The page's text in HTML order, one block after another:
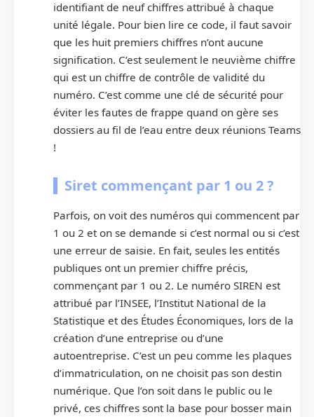
identifiant de neuf chiffres attribué à chaque
unité légale. Pour bien lire ce code, il faut savoir
que les huit premiers chiffres n’ont aucune
signification. C’est seulement le neuvième chiffre
qui est un chiffre de contrôle de validité du
numéro. C’est comme une clé de sécurité pour
éviter les fautes de frappe quand on gère ses
dossiers au fil de l’eau entre deux réunions Teams
!
Siret commençant par 1 ou 2 ?
Parfois, on voit des numéros qui commencent par
1 ou 2 et on se demande si c’est normal ou si c’est
une erreur de saisie. En fait, seules les entités
publiques ont un premier chiffre précis,
commençant par 1 ou 2. Le numéro SIREN est
attribué par l’INSEE, l’Institut National de la
Statistique et des Études Économiques, lors de la
création d’une entreprise ou d’une
autoentreprise. C’est un peu comme les plaques
d’immatriculation, on ne choisit pas son destin
numérique. Que l’on soit dans le public ou le
privé, ces chiffres sont la base pour bosser main